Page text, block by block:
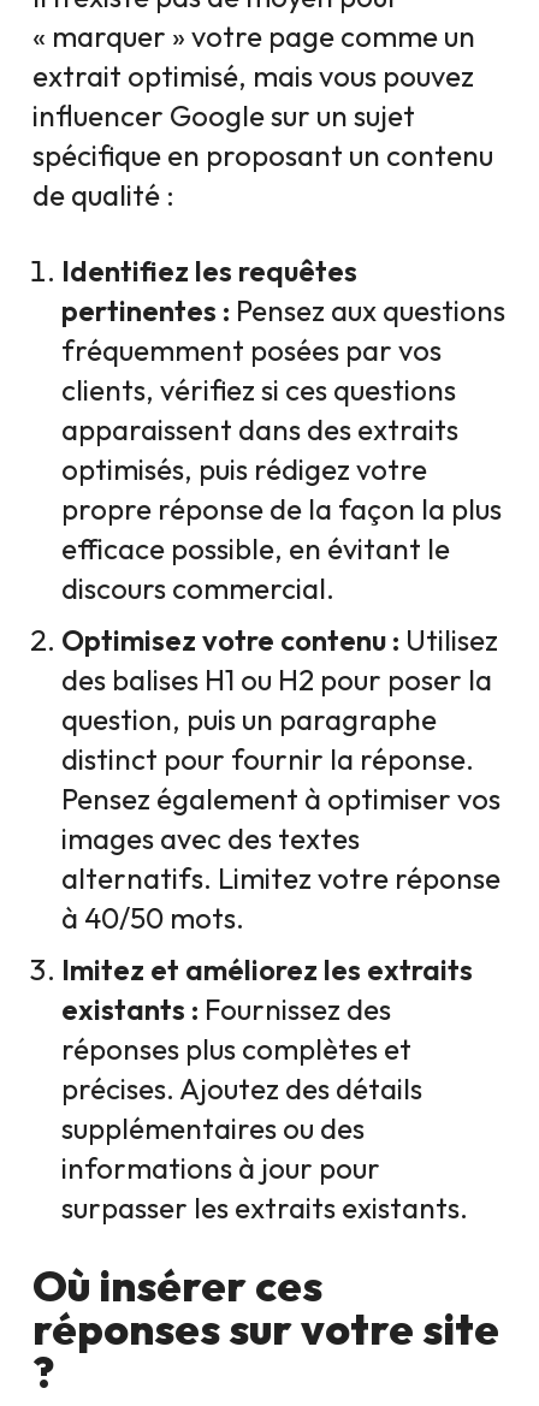
« marquer » votre page comme un
extrait optimisé, mais vous pouvez
influencer Google sur un sujet
spécifique en proposant un contenu
de qualité :
Identifiez les requêtes
pertinentes : Pensez aux questions
fréquemment posées par vos
clients, vérifiez si ces questions
apparaissent dans des extraits
optimisés, puis rédigez votre
propre réponse de la façon la plus
efficace possible, en évitant le
discours commercial.
Optimisez votre contenu : Utilisez
des balises H1 ou H2 pour poser la
question, puis un paragraphe
distinct pour fournir la réponse.
Pensez également à optimiser vos
images avec des textes
alternatifs. Limitez votre réponse
à 40/50 mots.
Imitez et améliorez les extraits
existants : Fournissez des
réponses plus complètes et
précises. Ajoutez des détails
supplémentaires ou des
informations à jour pour
surpasser les extraits existants.
Où insérer ces
réponses sur votre site
?